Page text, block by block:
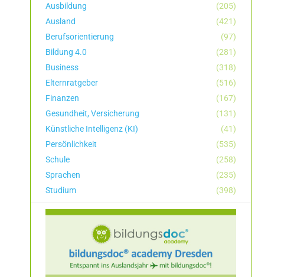
Ausbildung
(205)
Ausland
(421)
Berufsorientierung
(97)
Bildung 4.0
(281)
Business
(318)
Elternratgeber
(516)
Finanzen
(167)
Gesundheit, Versicherung
(131)
Künstliche Intelligenz (KI)
(41)
Persönlichkeit
(535)
Schule
(258)
Sprachen
(235)
Studium
(398)